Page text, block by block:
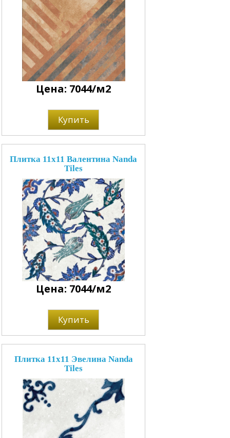
Цена: 7044/м2
Купить
Плитка 11x11 Валентина Nanda
Tiles
Цена: 7044/м2
Купить
Плитка 11x11 Эвелина Nanda
Tiles